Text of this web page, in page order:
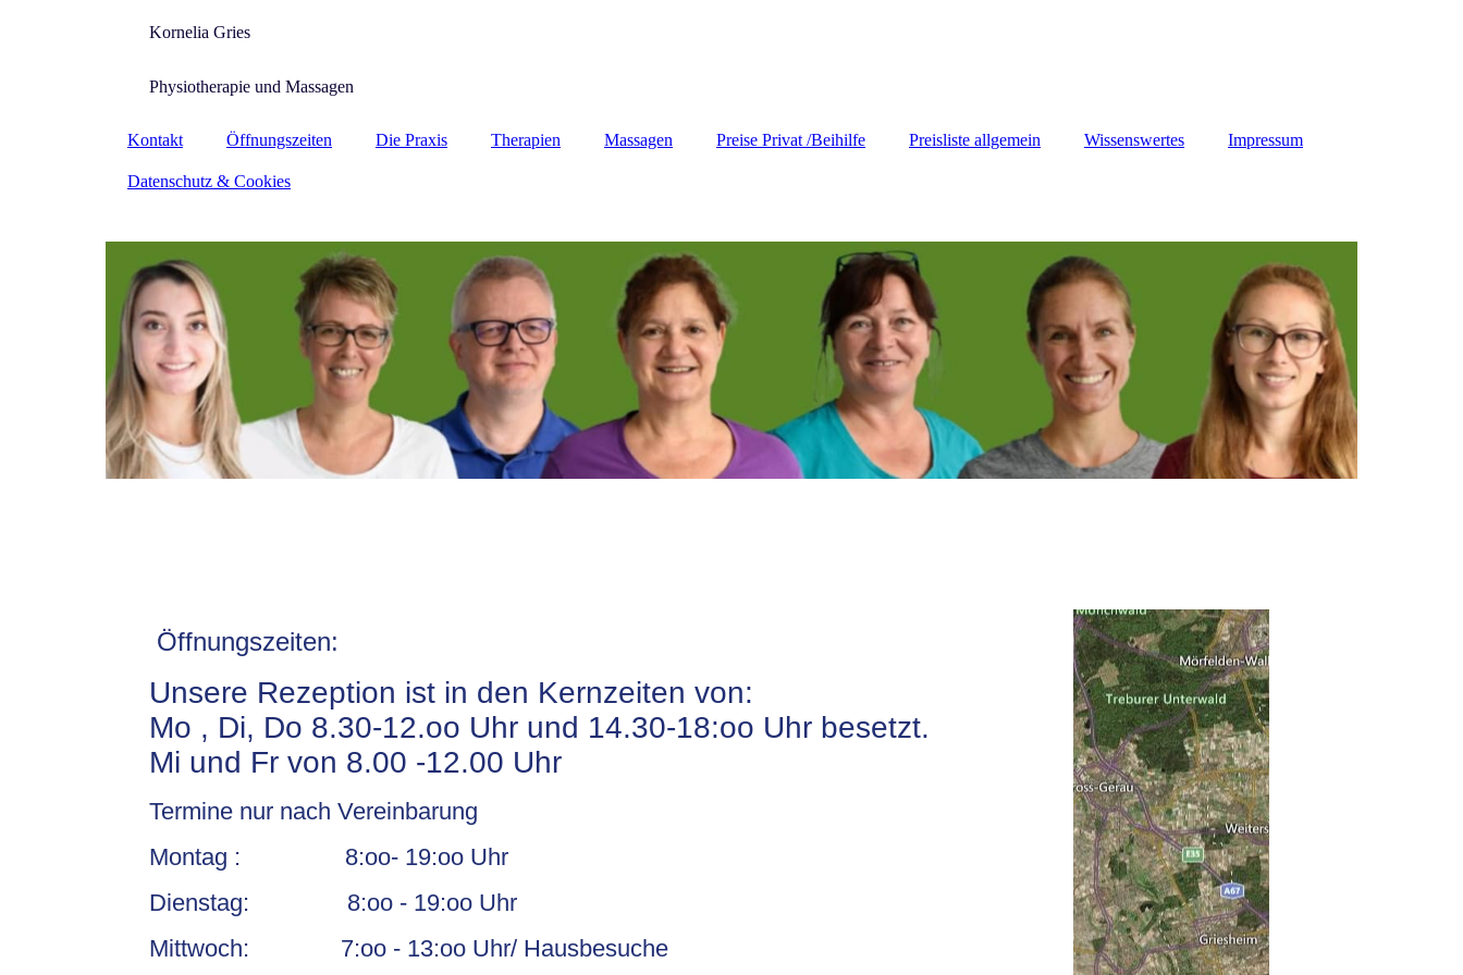
Kornelia Gries
Physiotherapie und Massagen
Kontakt Öffnungszeiten Die Praxis Therapien Massagen Preise Privat /Beihilfe Preisliste allgemein Wissenswertes Impressum
Datenschutz & Cookies
Öffnungszeiten:
Unsere Rezeption ist in den Kernzeiten von:
Mo , Di, Do 8.30-12.oo Uhr und 14.30-18:oo Uhr besetzt.
Mi und Fr von 8.00 -12.00 Uhr
Termine nur nach Vereinbarung
Montag : 8:oo- 19:oo Uhr
Dienstag: 8:oo - 19:oo Uhr
Mittwoch: 7:oo - 13:oo Uhr/ Hausbesuche